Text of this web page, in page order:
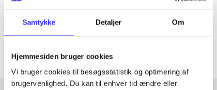
Samtykke Detaljer Om
Hjemmesiden bruger cookies
Vi bruger cookies til besøgsstatistik og optimering af
brugervenlighed. Du kan til enhver tid ændre eller